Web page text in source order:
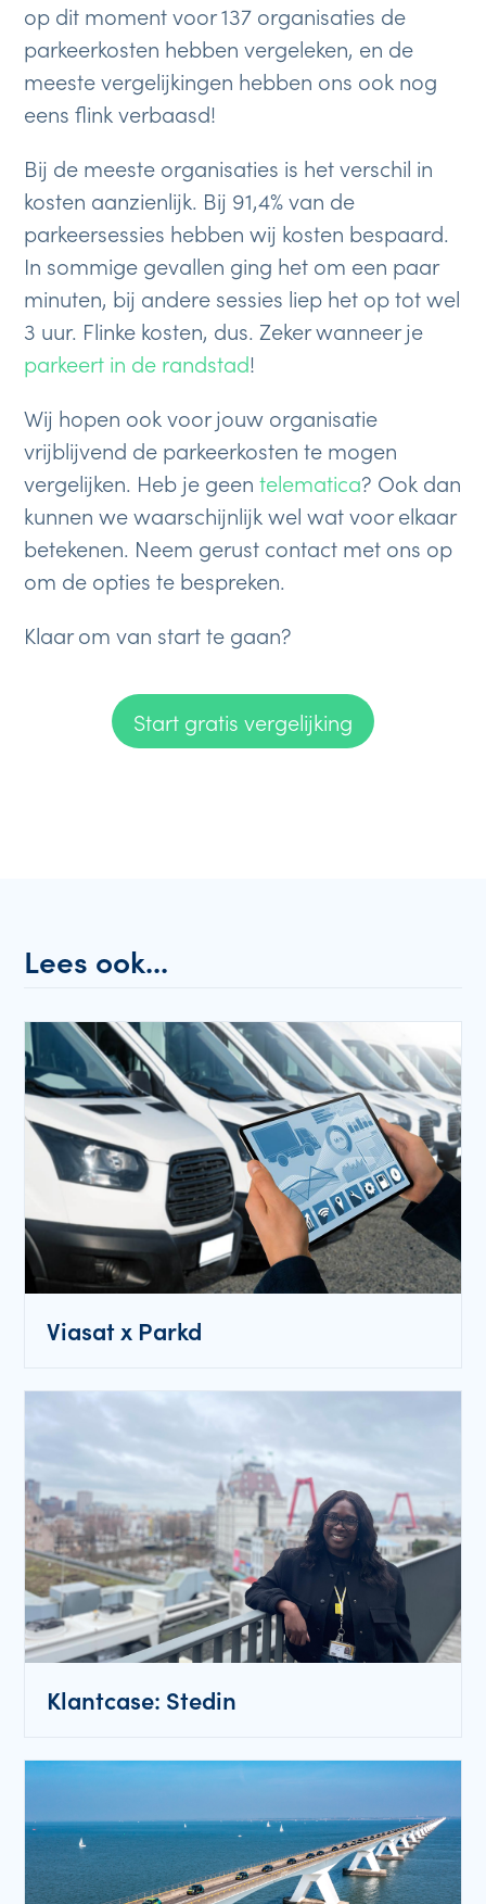
op dit moment voor 137 organisaties de
parkeerkosten hebben vergeleken, en de
meeste vergelijkingen hebben ons ook nog
eens flink verbaasd!
Bij de meeste organisaties is het verschil in
kosten aanzienlijk. Bij 91,4% van de
parkeersessies hebben wij kosten bespaard.
In sommige gevallen ging het om een paar
minuten, bij andere sessies liep het op tot wel
3 uur. Flinke kosten, dus. Zeker wanneer je
parkeert in de randstad!
Wij hopen ook voor jouw organisatie
vrijblijvend de parkeerkosten te mogen
vergelijken. Heb je geentelematica? Ook dan
kunnen we waarschijnlijk wel wat voor elkaar
betekenen. Neem gerust contact met ons op
om de opties te bespreken.
Klaar om van start te gaan?
Start gratis vergelijking
Lees ook...
Viasat x Parkd
Klantcase: Stedin